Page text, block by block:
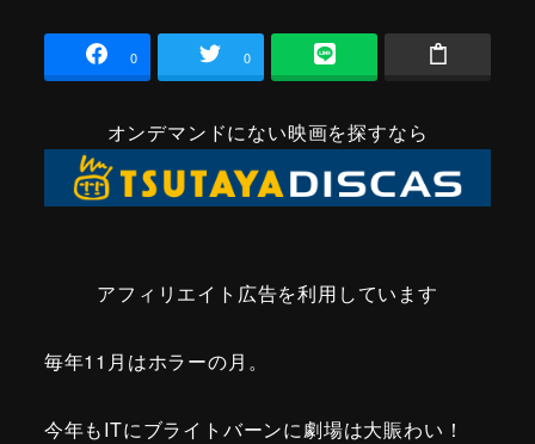
0 0
オンデマンドにない映画を探すなら
アフィリエイト広告を利用しています
毎年11月はホラーの月。
今年もITにブライトバーンに劇場は大賑わい！